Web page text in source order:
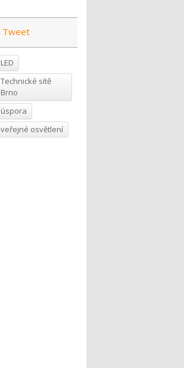
Tweet
LED
Technické sítě
Brno
úspora
veřejné osvětlení